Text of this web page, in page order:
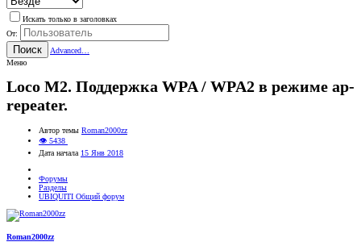
Искать только в заголовках
От:
Поиск
Advanced…
Меню
Loco M2. Поддержка WPA / WPA2 в режиме ap-
repeater.
Автор темы Roman2000zz
👁 5438
Дата начала 15 Янв 2018
Форумы
Разделы
UBIQUITI Общий форум
Roman2000zz